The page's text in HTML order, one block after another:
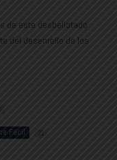
de este desbellotado
del desenrollo de los
Fácil 21